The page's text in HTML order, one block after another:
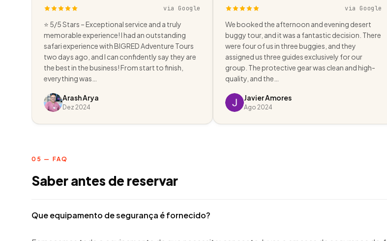
via Google
⭐ 5/5 Stars – Exceptional service and a truly
memorable experience! I had an outstanding
safari experience with BIGRED Adventure Tours
two days ago, and I can confidently say they are
the best in the business! From start to finish,
everything was…
Arash Arya
Dez 2024
via Google
We booked the afternoon and evening desert
buggy tour, and it was a fantastic decision. There
were four of us in three buggies, and they
assigned us three guides exclusively for our
group. The protective gear was clean and high-
quality, and the…
Javier Amores
Ago 2024
05 — FAQ
Saber antes de reservar
Que equipamento de segurança é fornecido?